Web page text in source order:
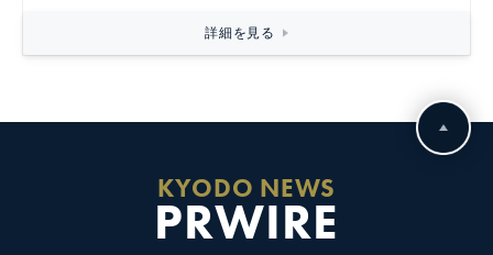
詳細を見る
KYODO NEWS
PRWIRE